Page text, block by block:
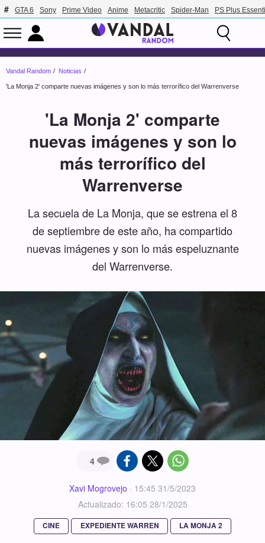
GTA 6 Sony Prime Video Anime Metacritic Spider-Man PS Plus
Vandal Random Noticias
'La Monja 2' comparte nuevas imágenes y son lo más terrorífico del Warrenverse
'La Monja 2' comparte
nuevas imágenes y son lo
más terrorífico del
Warrenverse
La secuela de La Monja, que se estrena el 8
de septiembre de este año, ha compartido
nuevas imágenes y son lo más espeluznante
del Warrenverse.
4
Xavi Mogrovejo · 15:45 31/5/2023
Actualizado: 16:05 28/1/2025
CINE EXPEDIENTE WARREN LA MONJA 2